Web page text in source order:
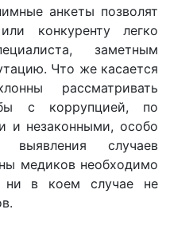
анкеты позволят
конкуренту легко
заметным
Что же касается
рассматривать
с коррупцией, по
и незаконными, особо
случаев
медиков необходимо
ни в коем случае не